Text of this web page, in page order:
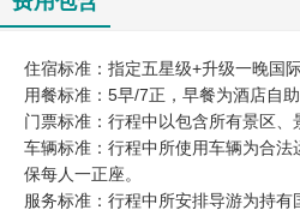
住宿标准：指定五星级+升级一晚国际
用餐标准：5早/7正，早餐为酒店自助
门票标准：行程中以包含所有景区、
车辆标准：行程中所使用车辆为合
保每人一正座。
服务标准：行程中所安排导游为持